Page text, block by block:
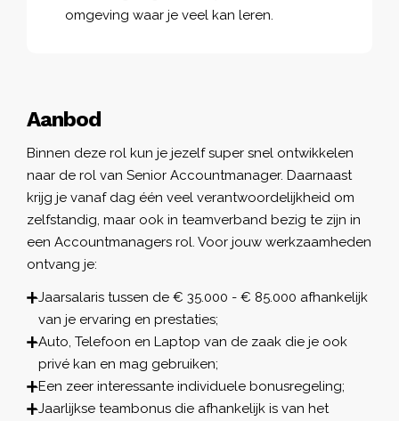
Aanbod
Binnen deze rol kun je jezelf super snel ontwikkelen
naar de rol van Senior Accountmanager. Daarnaast
krijg je vanaf dag één veel verantwoordelijkheid om
zelfstandig, maar ook in teamverband bezig te zijn in
een Accountmanagers rol. Voor jouw werkzaamheden
ontvang je:
Jaarsalaris tussen de € 35.000 - € 85.000 afhankelijk
van je ervaring en prestaties;
Auto, Telefoon en Laptop van de zaak die je ook
privé kan en mag gebruiken;
Een zeer interessante individuele bonusregeling;
Jaarlijkse teambonus die afhankelijk is van het
omgeving waar je veel kan leren.